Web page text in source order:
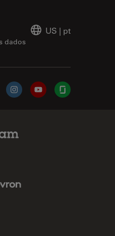
dados
US | pt
InstagramYouTubeGlassdoor